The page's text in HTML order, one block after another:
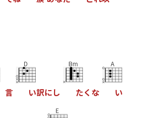
言
D
い訳にし
Bm
たく な
A
い
E